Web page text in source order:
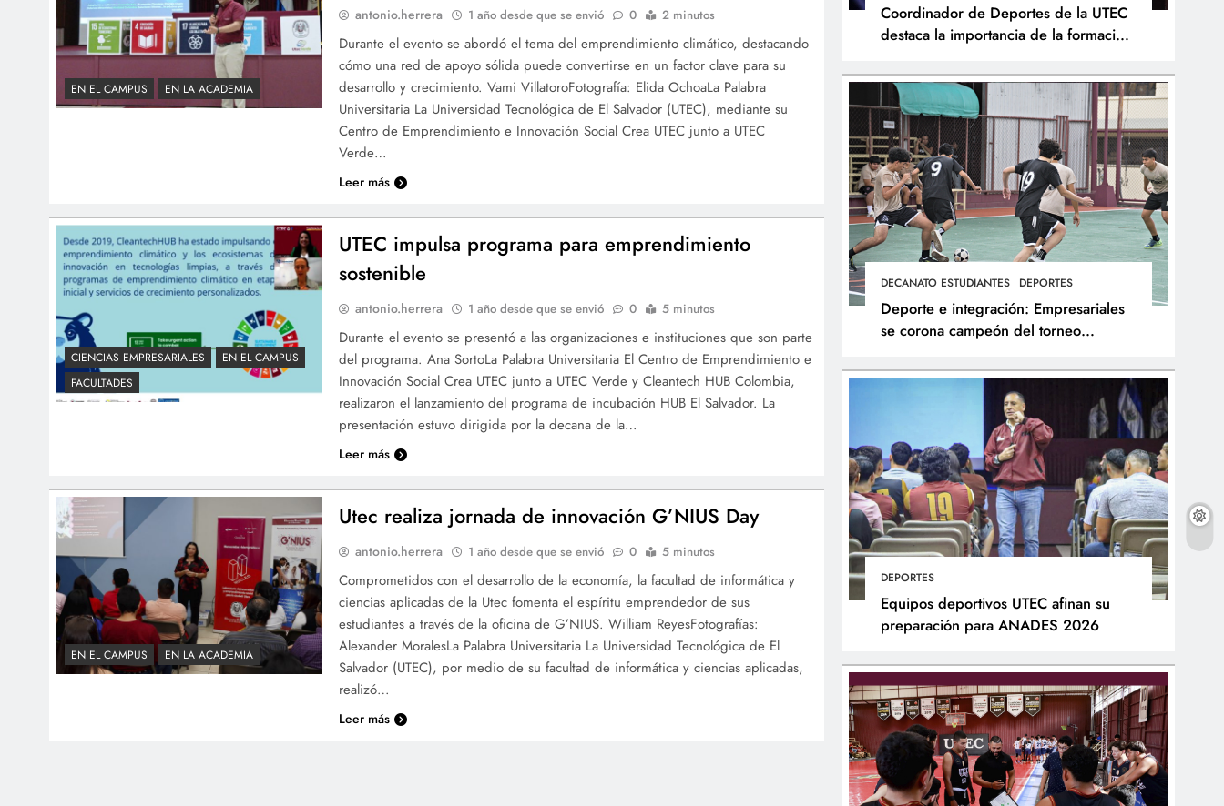
EN EL CAMPUS EN LA ACADEMIA
antonio.herrera 1 año desde que se envió 0 2 minutos
Durante el evento se abordó el tema del emprendimiento climático, destacando
cómo una red de apoyo sólida puede convertirse en un factor clave para su
desarrollo y crecimiento. Vami VillatoroFotografía: Elida OchoaLa Palabra
Universitaria La Universidad Tecnológica de El Salvador (UTEC), mediante su
Centro de Emprendimiento e Innovación Social Crea UTEC junto a UTEC
Verde…
Leer más
CIENCIAS EMPRESARIALES
EN EL CAMPUS
FACULTADES
UTEC impulsa programa para emprendimiento
sostenible
antonio.herrera 1 año desde que se envió 0 5 minutos
Durante el evento se presentó a las organizaciones e instituciones que son parte
del programa. Ana SortoLa Palabra Universitaria El Centro de Emprendimiento e
Innovación Social Crea UTEC junto a UTEC Verde y Cleantech HUB Colombia,
realizaron el lanzamiento del programa de incubación HUB El Salvador. La
presentación estuvo dirigida por la decana de la…
Leer más
EN EL CAMPUS EN LA ACADEMIA
Utec realiza jornada de innovación G’NIUS Day
antonio.herrera 1 año desde que se envió 0 5 minutos
Comprometidos con el desarrollo de la economía, la facultad de informática y
ciencias aplicadas de la Utec fomenta el espíritu emprendedor de sus
estudiantes a través de la oficina de G’NIUS. William ReyesFotografías:
Alexander MoralesLa Palabra Universitaria La Universidad Tecnológica de El
Salvador (UTEC), por medio de su facultad de informática y ciencias aplicadas,
realizó…
Leer más
Coordinador de Deportes de la UTEC
destaca la importancia de la formación
DECANATO ESTUDIANTES DEPORTES
Deporte e integración: Empresariales
se corona campeón del torneo
DEPORTES
Equipos deportivos UTEC afinan su
preparación para ANADES 2026